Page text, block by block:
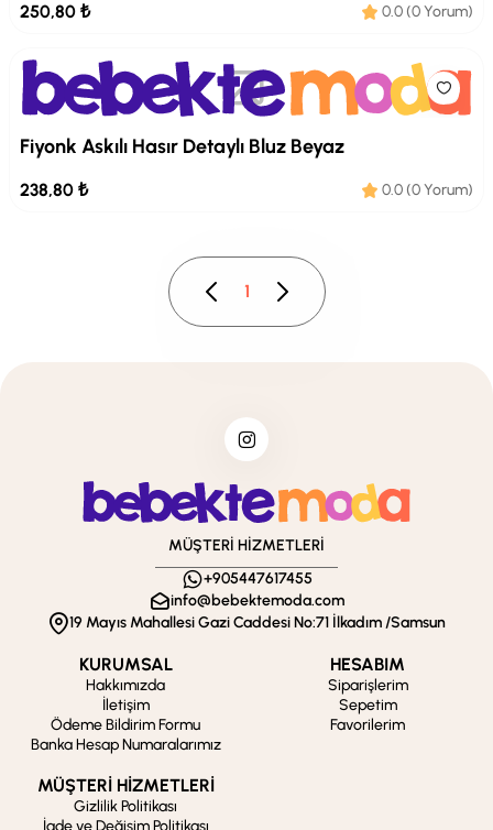
250,80 ₺ 0.0 (0 Yorum)
Fiyonk Askılı Hasır Detaylı Bluz Beyaz
238,80 ₺ 0.0 (0 Yorum)
1
MÜŞTERİ HİZMETLERİ
+905447617455
info@bebektemoda.com
19 Mayıs Mahallesi Gazi Caddesi No:71 İlkadım /Samsun
KURUMSAL
Hakkımızda
İletişim
Ödeme Bildirim Formu
Banka Hesap Numaralarımız
HESABIM
Siparişlerim
Sepetim
Favorilerim
MÜŞTERİ HİZMETLERİ
Gizlilik Politikası
İade ve Değişim Politikası